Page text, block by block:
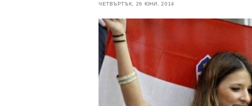
ЧЕТВЪРТЪК, 26 ЮНИ, 2014